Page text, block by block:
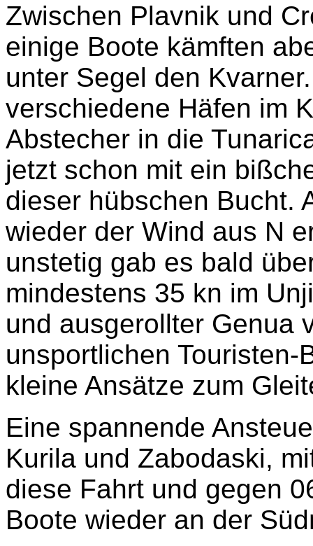
Zwischen Plavnik und
einige Boote kämften
unter Segel den
verschiedene Häfen im
Abstecher in die
jetzt schon mit ein
dieser hübschen Bucht.
wieder der Wind aus N
unstetig gab es bald
mindestens 35 kn im
und ausgerollter Genua
unsportlichen
kleine Ansätze zum
Eine spannende
Kurila und Zabodaski,
diese Fahrt und gegen
Boote wieder an der